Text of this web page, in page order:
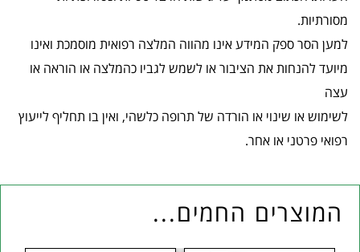
מסורתיות.
למען הסר ספק המידע אינו מהווה המלצה רפואית מוסמכת ואינו
מיועד להנחות את הציבור או לשמש לגביו כהמלצה או הוראה או
עצה
לשימוש או שינוי או הורדה של תרופה כלשהי, ואין בו תחליף לייעוץ
רפואי פרטני או אחר.
המוצרים החמים...